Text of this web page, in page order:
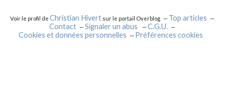
Voir le profil deChristian Hivert sur le portail Overblog
Top articles
Contact
Signaler un abus
C.G.U.
Cookies et données personnelles
Préférences cookies